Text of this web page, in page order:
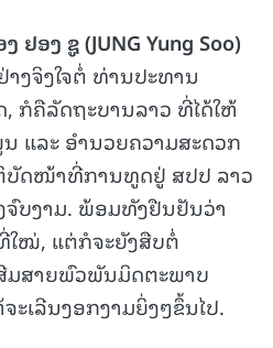
ຢອງ ຊູ (JUNG Yung Soo)
າງຈິງໃຈຕໍ່ ທ່ານປະທານ
ກໍຄືລັດຖະບານລາວ ທີ່ໄດ້ໃຫ້
ແລະ ອຳນວຍຄວາມສະດວກ
ບັດໜ້າທີ່ການທູດຢູ່ ສປປ ລາວ
ຈົບງາມ. ພ້ອມທັງຢືນຢັນວ່າ
ໃໝ່, ແຕ່ກໍຈະຍັງສືບຕໍ່
ສາຍພົວພັນມິດຕະພາບ
ະເລີນງອກງາມຍິ່ງໆຂຶ້ນໄປ.